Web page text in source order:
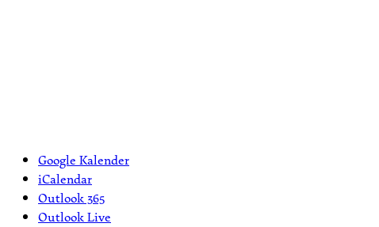
Google Kalender
iCalendar
Outlook 365
Outlook Live